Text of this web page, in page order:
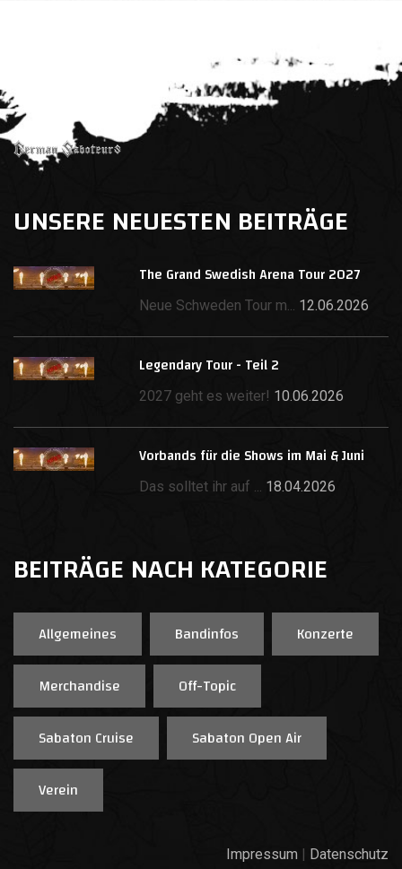
UNSERE NEUESTEN BEITRÄGE
The Grand Swedish Arena Tour 2027
Neue Schweden Tour m... 12.06.2026
Legendary Tour - Teil 2
2027 geht es weiter! 10.06.2026
Vorbands für die Shows im Mai & Juni
Das solltet ihr auf ... 18.04.2026
BEITRÄGE NACH KATEGORIE
Allgemeines Bandinfos
Konzerte
Merchandise
Off-Topic
Sabaton Cruise
Sabaton Open Air
Verein
Impressum Datenschutz